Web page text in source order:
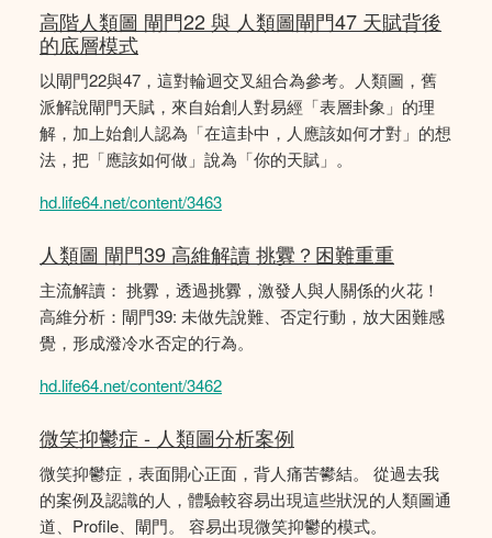
高階人類圖 閘門22 與 人類圖閘門47 天賦背後
的底層模式
以閘門22與47，這對輪迴交叉組合為參考。人類圖，舊
派解說閘門天賦，來自始創人對易經「表層卦象」的理
解，加上始創人認為「在這卦中，人應該如何才對」的想
法，把「應該如何做」說為「你的天賦」。
hd.life64.net/content/3463
人類圖 閘門39 高維解讀 挑釁？困難重重
主流解讀： 挑釁，透過挑釁，激發人與人關係的火花！
高維分析：閘門39: 未做先說難、否定行動，放大困難感
覺，形成潑冷水否定的行為。
hd.life64.net/content/3462
微笑抑鬱症 - 人類圖分析案例
微笑抑鬱症，表面開心正面，背人痛苦鬰結。 從過去我
的案例及認識的人，體驗較容易出現這些狀況的人類圖通
道、Profile、閘門。 容易出現微笑抑鬱的模式。